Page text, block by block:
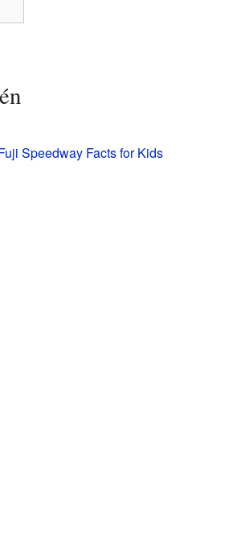
Speedway Facts for Kids